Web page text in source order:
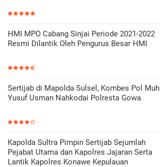
HMI MPO Cabang Sinjai Periode 2021-2022
Resmi Dilantik Oleh Pengurus Besar HMI
Sertijab di Mapolda Sulsel, Kombes Pol Muh
Yusuf Usman Nahkodai Polresta Gowa
Kapolda Sultra Pimpin Sertijab Sejumlah
Pejabat Utama dan Kapolres Jajaran Serta
Lantik Kapolres Konawe Kepulauan